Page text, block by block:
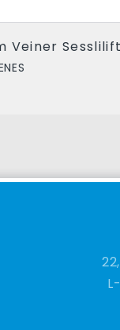
Veiner Sesslilift